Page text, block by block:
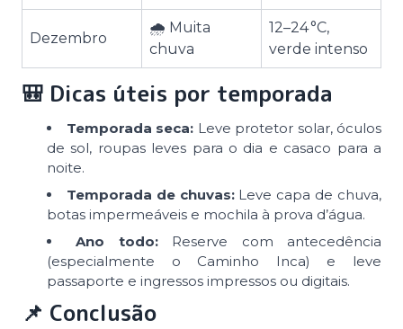
Dezembro
🌧️ Muita
chuva
12–24 °C,
verde intenso
🎒 Dicas úteis por temporada
Temporada seca: Leve protetor solar, óculos
de sol, roupas leves para o dia e casaco para a
noite.
Temporada de chuvas:Leve capa de chuva,
botas impermeáveis e mochila à prova d’água.
Ano todo:Reserve com antecedência
(especialmente o Caminho Inca) e leve
passaporte e ingressos impressos ou digitais.
📌 Conclusão